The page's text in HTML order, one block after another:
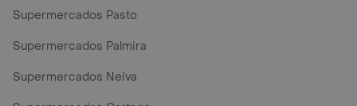
Supermercados Pasto
Supermercados Palmira
Supermercados Neiva